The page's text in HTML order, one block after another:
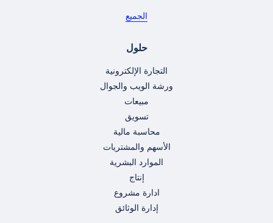
الجميع
حلول
التجارة الإلكترونية
ورشة الويب والجوال
مبيعات
تسويق
محاسبة مالية
الأسهم والمشتريات
الموارد البشرية
إنتاج
ادارة مشروع
إدارة الوثائق